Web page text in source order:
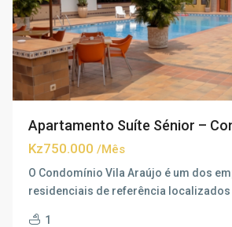
Apartamento Suíte Sénior –
Kz750.000 /Mês
O Condomínio Vila Araújo é um dos
residenciais de referência localizados
1